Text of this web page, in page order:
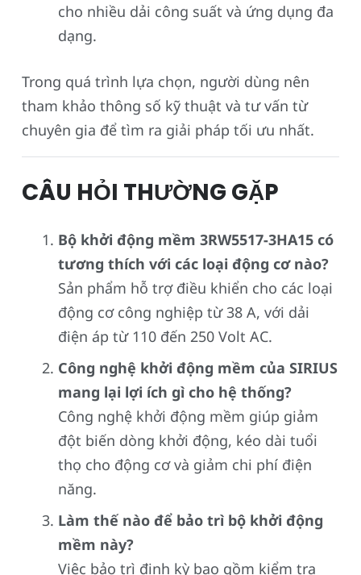
cho nhiều dải công suất và ứng dụng đa
dạng.
Trong quá trình lựa chọn, người dùng nên
tham khảo thông số kỹ thuật và tư vấn từ
chuyên gia để tìm ra giải pháp tối ưu nhất.
CÂU HỎI THƯỜNG GẶP
Bộ khởi động mềm 3RW5517-3HA15 có
tương thích với các loại động cơ nào?
Sản phẩm hỗ trợ điều khiển cho các loại
động cơ công nghiệp từ 38 A, với dải
điện áp từ 110 đến 250 Volt AC.
Công nghệ khởi động mềm của SIRIUS
mang lại lợi ích gì cho hệ thống?
Công nghệ khởi động mềm giúp giảm
đột biến dòng khởi động, kéo dài tuổi
thọ cho động cơ và giảm chi phí điện
năng.
Làm thế nào để bảo trì bộ khởi động
mềm này?
Việc bảo trì định kỳ bao gồm kiểm tra